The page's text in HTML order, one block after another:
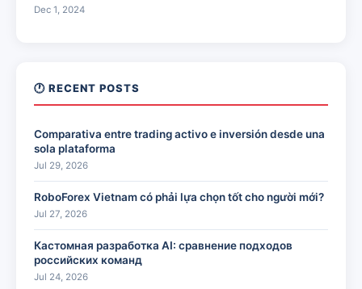
Dec 1, 2024
🕐 RECENT POSTS
Comparativa entre trading activo e inversión desde una
sola plataforma
Jul 29, 2026
RoboForex Vietnam có phải lựa chọn tốt cho người mới?
Jul 27, 2026
Кастомная разработка AI: сравнение подходов
российских команд
Jul 24, 2026